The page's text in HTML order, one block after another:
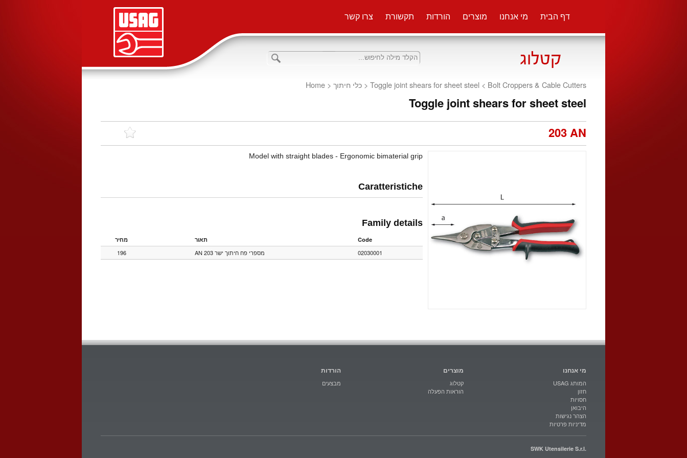
דף הבית מי אנחנו מוצרים הורדות תקשורת צרו קשר
Toggle joint shears for sheet steel < Bolt Croppers & Cable Cutters
< כלי חיתוך <
Home
Toggle joint shears for sheet steel
203 AN
Model with straight blades - Ergonomic bimaterial grip
Caratteristiche
Family details
Code תאור מחיר
02030001 מספרי פח חיתוך ישר 203 AN 196
מי אנחנו
USAG המותג
חזון
חסויות
היבואן
הצהר נגישות
מדיניות פרטיות
מוצרים
קטלוג
הוראות הפעלה
הורדות
מבצעים
SWK Utensilerie S.r.l.